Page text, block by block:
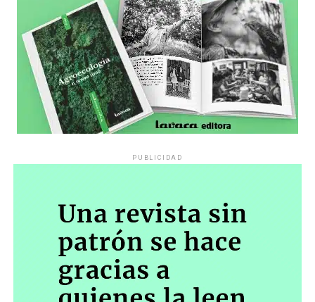
PUBLICIDAD